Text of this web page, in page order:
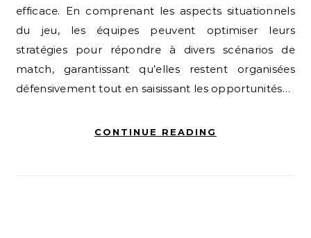
efficace. En comprenant les aspects situationnels
du jeu, les équipes peuvent optimiser leurs
stratégies pour répondre à divers scénarios de
match, garantissant qu’elles restent organisées
défensivement tout en saisissant les opportunités…
CONTINUE READING